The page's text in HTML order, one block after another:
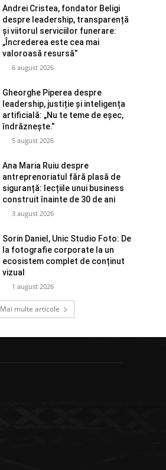
Andrei Cristea, fondator Beligi
despre leadership, transparență
și viitorul serviciilor funerare:
„Încrederea este cea mai
valoroasă resursă”
6 august 2026
Gheorghe Piperea despre
leadership, justiție și inteligența
artificială: „Nu te teme de eșec,
îndrăznește.”
5 august 2026
Ana Maria Ruiu despre
antreprenoriatul fără plasă de
siguranță: lecțiile unui business
construit înainte de 30 de ani
3 august 2026
Sorin Daniel, Unic Studio Foto: De
la fotografie corporate la un
ecosistem complet de conținut
vizual
1 august 2026
Mai multe articole